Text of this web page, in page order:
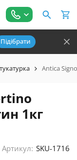
Підібрати
Antica
1кг
Артикул: SKU-1716